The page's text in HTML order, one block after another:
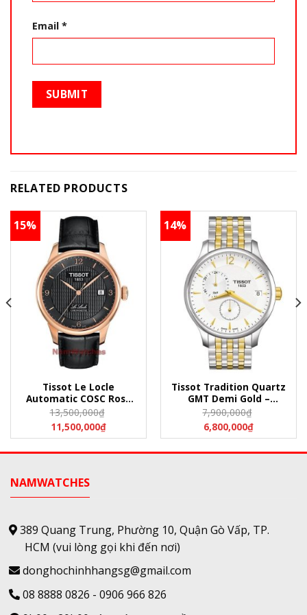
Email *
RELATED PRODUCTS
15%
Tissot Le Locle
Automatic COSC Rose
Gold Leather –
T006.408.36.057.00
(T0064083605700)
13,500,000₫
11,500,000₫
14%
Tissot Tradition Quartz
GMT Demi Gold –
T063.639.22.037.00
(T0636392203700)
7,900,000₫
6,800,000₫
NAMWATCHES
389 Quang Trung, Phường 10, Quận Gò Vấp, TP.
HCM (vui lòng gọi khi đến nơi)
donghochinhhangsg@gmail.com
08 8888 0826 - 0906 966 826